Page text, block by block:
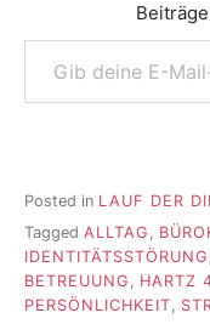
Gib deine E-Mail-Adresse ein ...
Posted in LAUF DER
Tagged ALLTAG ,
IDENTITÄTSSTÖRUNG
BETREUUNG , HARTZ
PERSÖNLICHKEIT,